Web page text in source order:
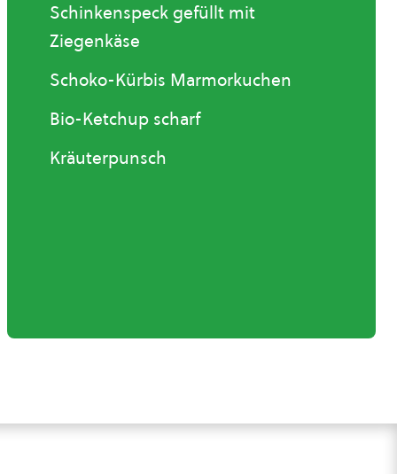
Schinkenspeck gefüllt mit
Ziegenkäse
Schoko-Kürbis Marmorkuchen
Bio-Ketchup scharf
Kräuterpunsch